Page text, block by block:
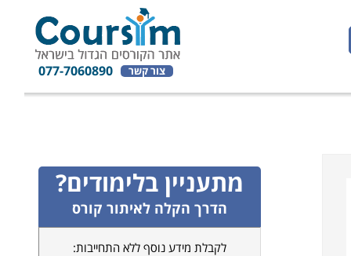
צור קשר 077-7060890
מתעניין בלימודים?
הדרך הקלה לאיתור קורס
לקבלת מידע נוסף ללא התחייבות: